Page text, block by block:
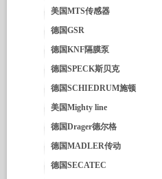
美国MTS传感器
德国GSR
德国KNF隔膜泵
德国SPECK斯贝克
德国SCHIEDRUM施顿
美国Mighty line
德国Drager德尔格
德国MADLER传动
德国SECATEC